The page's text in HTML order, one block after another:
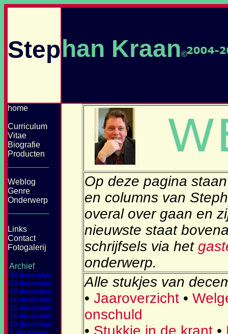
Stephan Kraan©
home
Curriculum
Vitae
Biografie
Producten
Weblog
Genre
Onderwerp
Links
Contact
Fotogalerij
Archief
30 december
29 december
18 december
16 december
15 december
14 december
10 december
8 december
Op deze pagina
en columns van
overal over gaan en
nieuwste staat
schrijfsels via het
onderwerp.
Alle stukjes van
• Jaaroverzicht •
onschuld
• Stukkie in de krant •